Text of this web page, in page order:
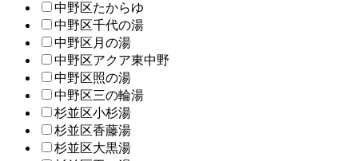
中野区たからゆ
中野区千代の湯
中野区月の湯
中野区アクア東中野
中野区照の湯
中野区三の輪湯
杉並区小杉湯
杉並区香藤湯
杉並区大黒湯